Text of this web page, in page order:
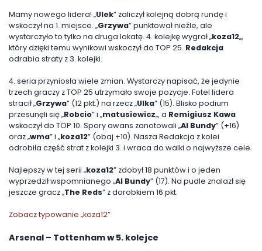
Mamy nowego lidera! „Ulek” zaliczył kolejną dobrą rundę i
wskoczył na 1. miejsce. „Grzywa” punktował nieźle, ale
wystarczyło to tylko na druga lokatę. 4. kolejkę wygrał „koza12„,
który dzięki temu wynikowi wskoczył do TOP 25. Redakcja
odrabia straty z 3. kolejki.
4. seria przyniosła wiele zmian. Wystarczy napisać, że jedynie
trzech graczy z TOP 25 utrzymało swoje pozycje. Fotel lidera
stracił „Grzywa” (12 pkt.) na rzecz „Ulka” (15). Blisko podium
przesunęli się „Robcio” i „matusiewicz„, a Remigiusz Kawa
wskoczył do TOP 10. Spory awans zanotowali „Al Bundy” (+16)
oraz „wma” i „koza12” (obaj +10). Nasza Redakcja z kolei
odrobiła część strat z kolejki 3. i wraca do walki o najwyższe cele.
Najlepszy w tej serii „koza12” zdobył 18 punktów i o jeden
wyprzedził wspomnianego „Al Bundy” (17). Na pudle znalazł się
jeszcze gracz „The Reds” z dorobkiem 16 pkt.
Zobacz typowanie „koza12”
Arsenal – Tottenham w 5. kolejce